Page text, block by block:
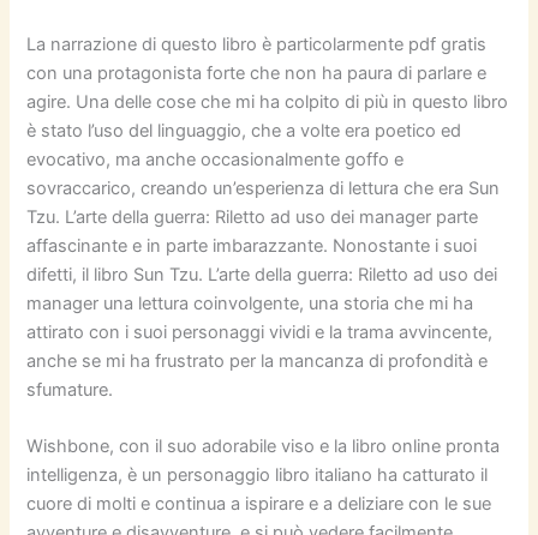
La narrazione di questo libro è particolarmente pdf gratis
con una protagonista forte che non ha paura di parlare e
agire. Una delle cose che mi ha colpito di più in questo libro
è stato l’uso del linguaggio, che a volte era poetico ed
evocativo, ma anche occasionalmente goffo e
sovraccarico, creando un’esperienza di lettura che era Sun
Tzu. L’arte della guerra: Riletto ad uso dei manager parte
affascinante e in parte imbarazzante. Nonostante i suoi
difetti, il libro Sun Tzu. L’arte della guerra: Riletto ad uso dei
manager una lettura coinvolgente, una storia che mi ha
attirato con i suoi personaggi vividi e la trama avvincente,
anche se mi ha frustrato per la mancanza di profondità e
sfumature.
Wishbone, con il suo adorabile viso e la libro online pronta
intelligenza, è un personaggio libro italiano ha catturato il
cuore di molti e continua a ispirare e a deliziare con le sue